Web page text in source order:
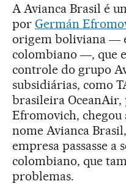
A Avianca Brasil é
por Germán
origem boliviana ―
colombiano ―, que
controle do grupo
subsidiárias, como
brasileira
Efromovich, chegou
nome Avianca
empresa passasse a
colombiano, que
problemas.